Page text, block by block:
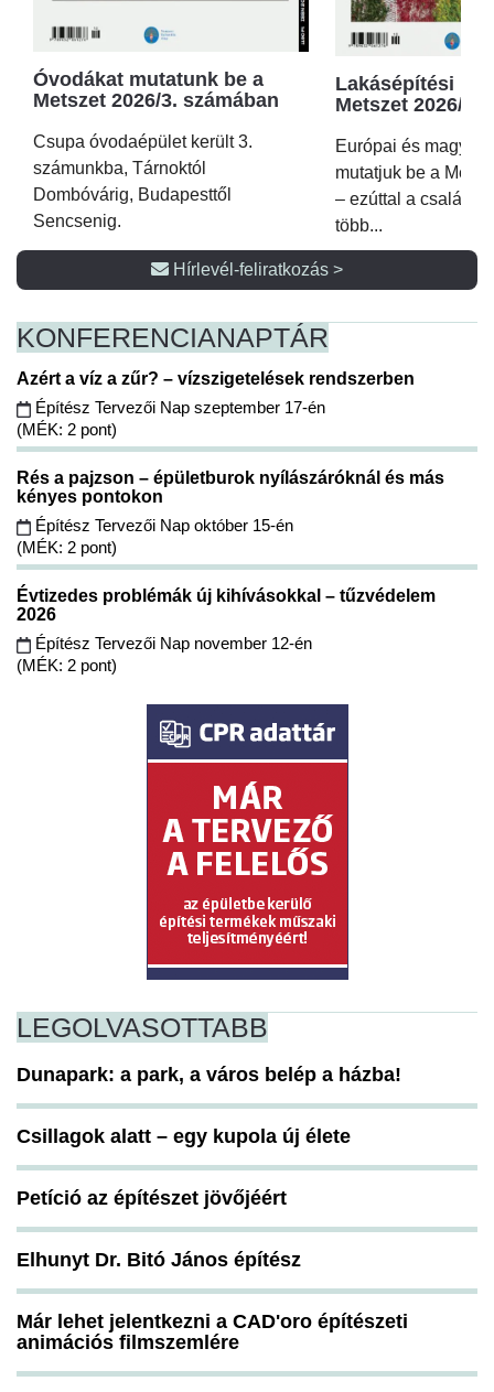
Óvodákat mutatunk be a
Metszet 2026/3. számában
Csupa óvodaépület került 3.
számunkba, Tárnoktól
Dombóvárig, Budapesttől
Sencsenig.
Lakásépítési
Metszet 2026/2.
Európai és magyar
mutatjuk be a
– ezúttal a családi
több...
Hírlevél-feliratkozás >
KONFERENCIANAPTÁR
Azért a víz a zűr? – vízszigetelések rendszerben
Építész Tervezői Nap szeptember 17-én
(MÉK: 2 pont)
Rés a pajzson – épületburok nyílászáróknál és más
kényes pontokon
Építész Tervezői Nap október 15-én
(MÉK: 2 pont)
Évtizedes problémák új kihívásokkal – tűzvédelem
2026
Építész Tervezői Nap november 12-én
(MÉK: 2 pont)
LEGOLVASOTTABB
Dunapark: a park, a város belép a házba!
Csillagok alatt – egy kupola új élete
Petíció az építészet jövőjéért
Elhunyt Dr. Bitó János építész
Már lehet jelentkezni a CAD'oro építészeti
animációs filmszemlére